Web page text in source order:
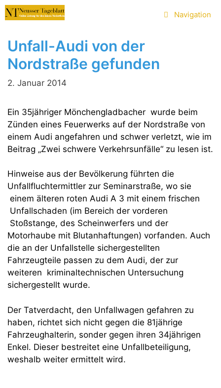
Zum
Inhalt
Navigation
Unfall-Audi von der
Nordstraße gefunden
2. Januar 2014
Ein 35jähriger Mönchengladbacher wurde beim
Zünden eines Feuerwerks auf der Nordstraße von
einem Audi angefahren und schwer verletzt, wie im
Beitrag „Zwei schwere Verkehrsunfälle“ zu lesen ist.
Hinweise aus der Bevölkerung führten die
Unfallfluchtermittler zur Seminarstraße, wo sie
einem älteren roten Audi A 3 mit einem frischen
Unfallschaden (im Bereich der vorderen
Stoßstange, des Scheinwerfers und der
Motorhaube mit Blutanhaftungen) vorfanden. Auch
die an der Unfallstelle sichergestellten
Fahrzeugteile passen zu dem Audi, der zur
weiteren kriminaltechnischen Untersuchung
sichergestellt wurde.
Der Tatverdacht, den Unfallwagen gefahren zu
haben, richtet sich nicht gegen die 81jährige
Fahrzeughalterin, sonder gegen ihren 34jährigen
Enkel. Dieser bestreitet eine Unfallbeteiligung,
weshalb weiter ermittelt wird.